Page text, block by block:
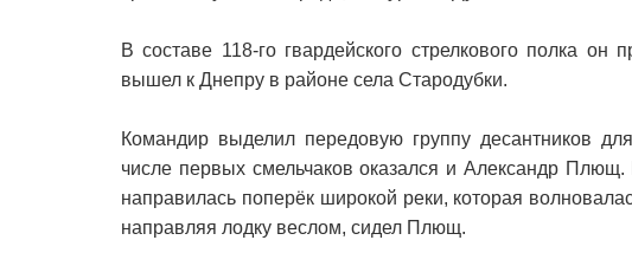
В составе 118-го гвардейского стрелкового полка
вышел к Днепру в районе села Стародубки.
Командир выделил передовую группу десантников
числе первых смельчаков оказался и Александр
направилась поперёк широкой реки, которая
направляя лодку веслом, сидел Плющ.